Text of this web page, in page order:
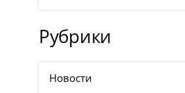
Рубрики
Новости